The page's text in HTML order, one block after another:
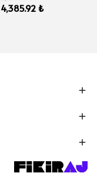
4,385.92 ₺